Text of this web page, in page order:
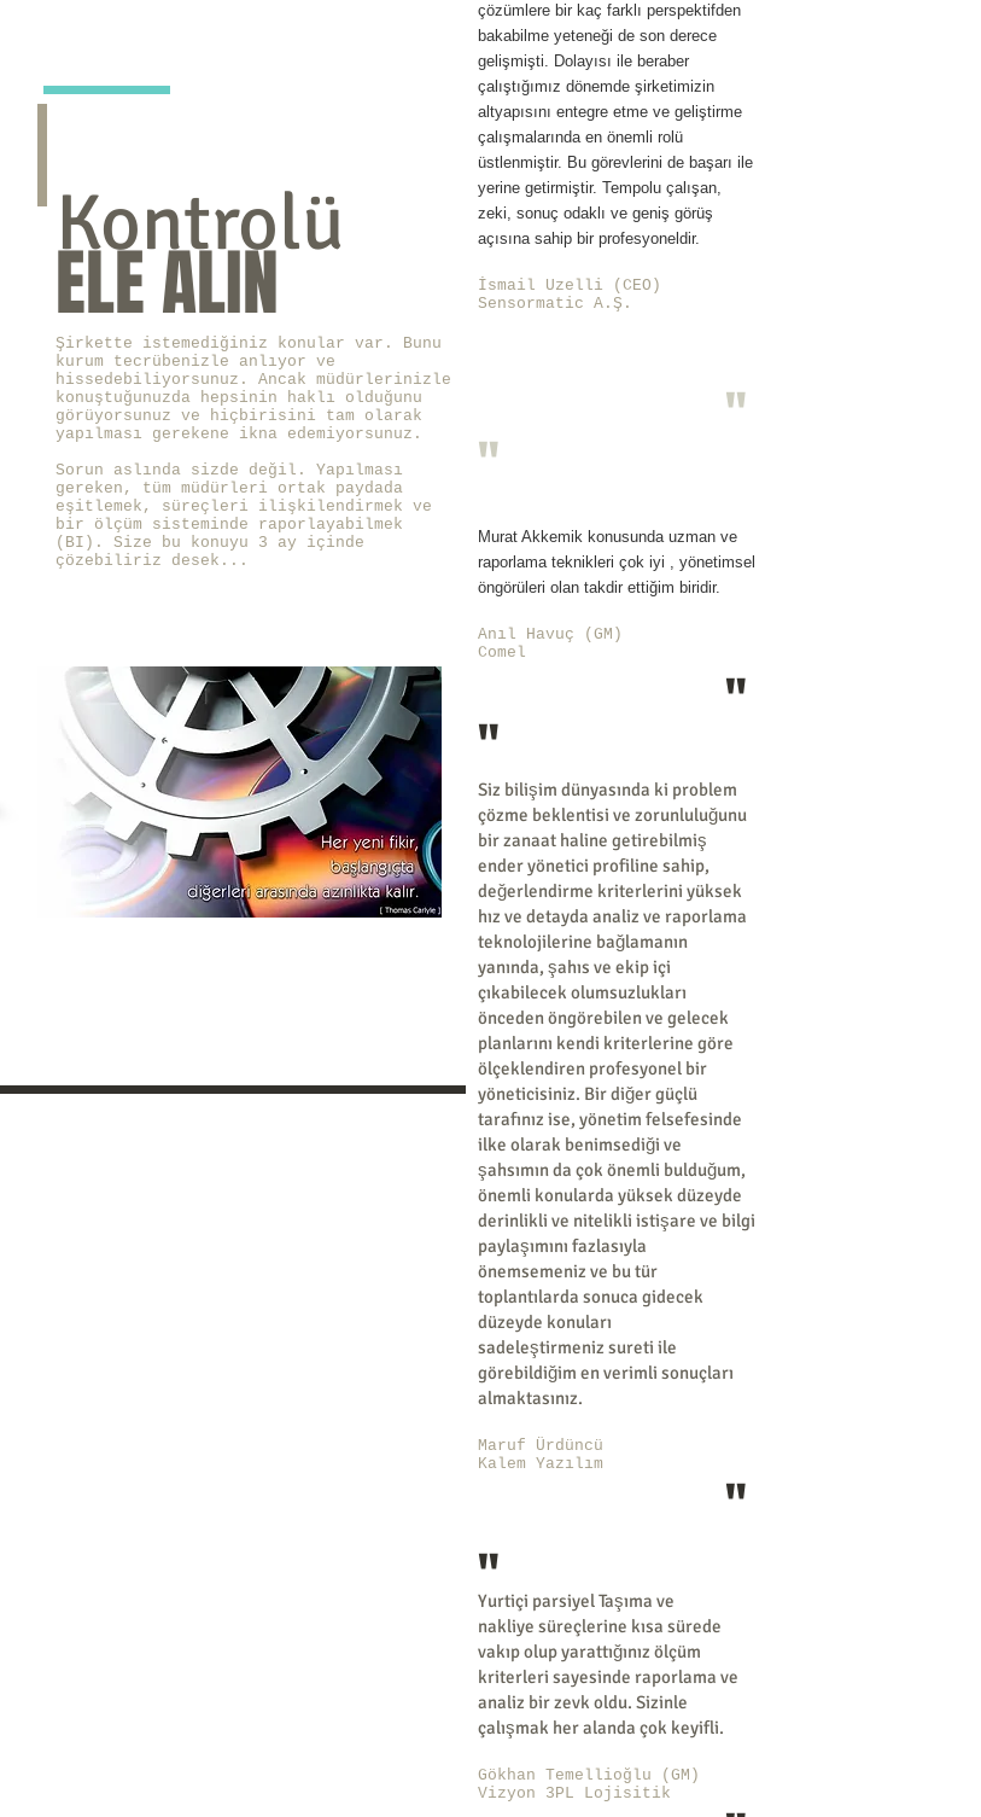
Kontrolü
ELE ALIN
Şirkette istemediğiniz konular var. Bunu
kurum tecrübenizle anlıyor ve
hissedebiliyorsunuz. Ancak müdürlerinizle
konuştuğunuzda hepsinin haklı olduğunu
görüyorsunuz ve hiçbirisini tam olarak
yapılması gerekene ikna edemiyorsunuz.
Sorun aslında sizde değil. Yapılması
gereken, tüm müdürleri ortak paydada
eşitlemek, süreçleri ilişkilendirmek ve
bir ölçüm sisteminde raporlayabilmek
(BI). Size bu konuyu 3 ay içinde
çözebiliriz desek...
çözümlere bir kaç farklı perspektifden
bakabilme yeteneği de son derece
gelişmişti. Dolayısı ile beraber
çalıştığımız dönemde şirketimizin
altyapısını entegre etme ve geliştirme
çalışmalarında en önemli rolü
üstlenmiştir. Bu görevlerini de başarı ile
yerine getirmiştir. Tempolu çalışan,
zeki, sonuç odaklı ve geniş görüş
açısına sahip bir profesyoneldir.
İsmail Uzelli (CEO)
Sensormatic A.Ş.
"
"
Murat Akkemik konusunda uzman ve
raporlama teknikleri çok iyi , yönetimsel
öngörüleri olan takdir ettiğim biridir.
Anıl Havuç (GM)
Comel
"
"
"
Siz bilişim dünyasında ki problem
çözme beklentisi ve zorunluluğunu
bir zanaat haline getirebilmiş
ender yönetici profiline sahip,
değerlendirme kriterlerini yüksek
hız ve detayda analiz ve raporlama
teknolojilerine bağlamanın
yanında, şahıs ve ekip içi
çıkabilecek olumsuzlukları
önceden öngörebilen ve gelecek
planlarını kendi kriterlerine göre
ölçeklendiren profesyonel bir
yöneticisiniz. Bir diğer güçlü
tarafınız ise, yönetim felsefesinde
ilke olarak benimsediği ve
şahsımın da çok önemli bulduğum,
önemli konularda yüksek düzeyde
derinlikli ve nitelikli istişare ve bilgi
paylaşımını fazlasıyla
önemsemeniz ve bu tür
toplantılarda sonuca gidecek
düzeyde konuları
sadeleştirmeniz sureti ile
görebildiğim en verimli sonuçları
almaktasınız.
Maruf Ürdüncü
Kalem Yazılım
Yurtiçi parsiyel Taşıma ve
nakliye süreçlerine kısa sürede
vakıp olup yarattığınız ölçüm
kriterleri sayesinde raporlama ve
analiz bir zevk oldu. Sizinle
çalışmak her alanda çok keyifli.
Gökhan Temellioğlu (GM)
Vizyon 3PL Lojisitik
"